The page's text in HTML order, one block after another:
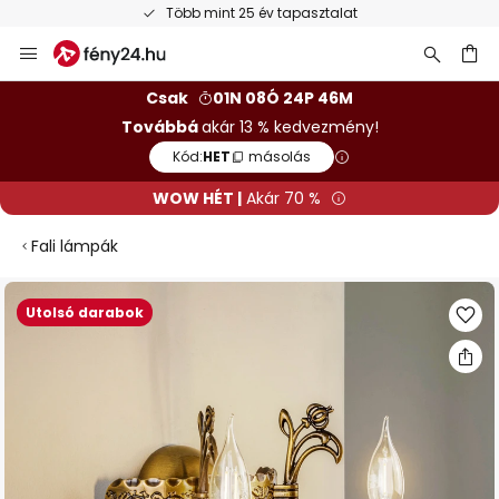
Több mint 25 év tapasztalat
Ugrás
a
Csak
01N 08Ó 24P 45M
Továbbáakár 13 % kedvezmény!
Kód:HET másolás
WOW HÉT | Akár 70 %
Fali lámpák
Utolsó darabok
Ugrás